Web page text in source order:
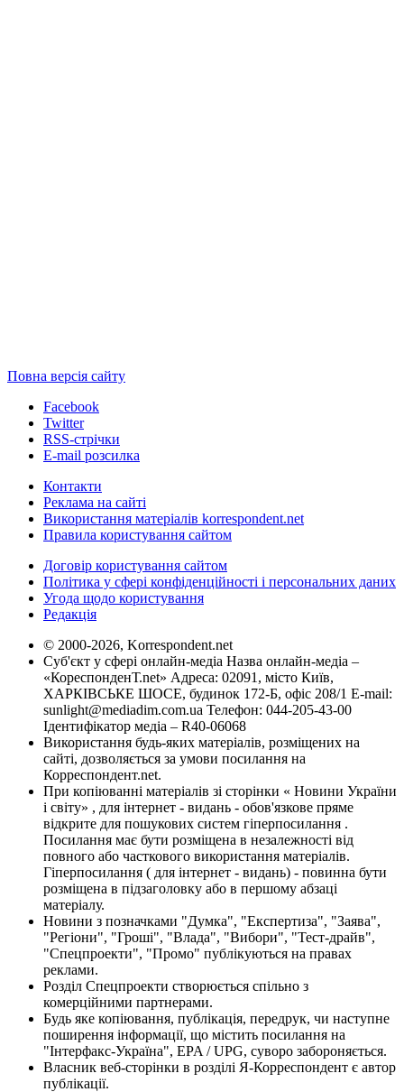
Повна версія сайту
Facebook
Twitter
RSS-стрічки
E-mail розсилка
Контакти
Реклама на сайті
Використання матеріалів korrespondent.net
Правила користування сайтом
Договір користування сайтом
Політика у сфері конфіденційності і персональних даних
Угода щодо користування
Редакція
© 2000-2026, Korrespondent.net
Суб'єкт у сфері онлайн-медіа Назва онлайн-медіа –
«КореспонденТ.net» Адреса: 02091, місто Київ,
ХАРКІВСЬКЕ ШОСЕ, будинок 172-Б, офіс 208/1 E-mail:
sunlight@mediadim.com.ua Телефон: 044-205-43-00
Ідентифікатор медіа – R40-06068
Використання будь-яких матеріалів, розміщених на
сайті, дозволяється за умови посилання на
Корреспондент.net.
При копіюванні матеріалів зі сторінки « Новини України
і світу» , для інтернет - видань - обов'язкове пряме
відкрите для пошукових систем гіперпосилання .
Посилання має бути розміщена в незалежності від
повного або часткового використання матеріалів.
Гіперпосилання ( для інтернет - видань) - повинна бути
розміщена в підзаголовку або в першому абзаці
матеріалу.
Новини з позначками "Думка", "Експертиза", "Заява",
"Регіони", "Гроші", "Влада", "Вибори", "Тест-драйв",
"Спецпроекти", "Промо" публікуються на правах
реклами.
Розділ Спецпроекти створюється спільно з
комерційними партнерами.
Будь яке копіювання, публікація, передрук, чи наступне
поширення інформації, що містить посилання на
"Інтерфакс-Україна", EPA / UPG, суворо забороняється.
Власник веб-сторінки в розділі Я-Корреспондент є автор
публікації.